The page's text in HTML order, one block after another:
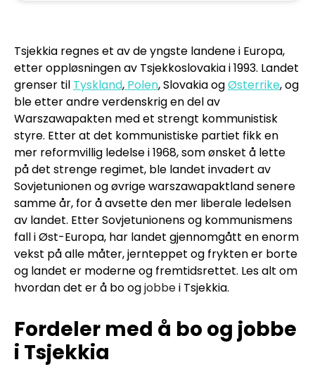
Tsjekkia regnes et av de yngste landene i Europa,
etter oppløsningen av Tsjekkoslovakia i 1993. Landet
grenser til Tyskland, Polen, Slovakia ogØsterrike, og
ble etter andre verdenskrig en del av
Warszawapakten med et strengt kommunistisk
styre. Etter at det kommunistiske partiet fikk en
mer reformvillig ledelse i 1968, som ønsket å lette
på det strenge regimet, ble landet invadert av
Sovjetunionen og øvrige warszawapaktland senere
samme år, for å avsette den mer liberale ledelsen
av landet. Etter Sovjetunionens og kommunismens
fall i Øst-Europa, har landet gjennomgått en enorm
vekst på alle måter, jernteppet og frykten er borte
og landet er moderne og fremtidsrettet. Les alt om
hvordan det er å bo ogjobbei Tsjekkia.
Fordeler med å bo og jobbe
i Tsjekkia